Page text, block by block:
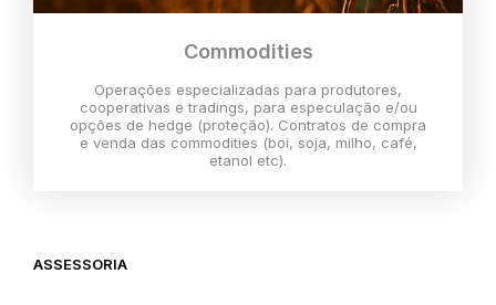
Commodities
Operações especializadas para produtores,
cooperativas e tradings, para especulação e/ou
opções de hedge (proteção). Contratos de compra
e venda das commodities (boi, soja, milho, café,
etanol etc).
ASSESSORIA